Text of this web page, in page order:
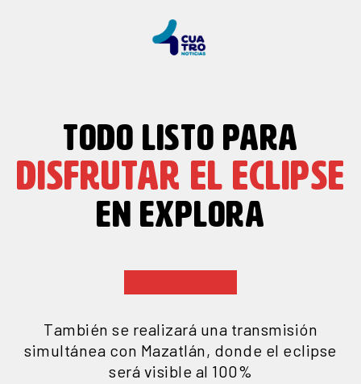
TODO LISTO PARA
DISFRUTAR EL ECLIPSE
EN EXPLORA
También se realizará una transmisión
simultánea con Mazatlán, donde el eclipse
será visible al 100%